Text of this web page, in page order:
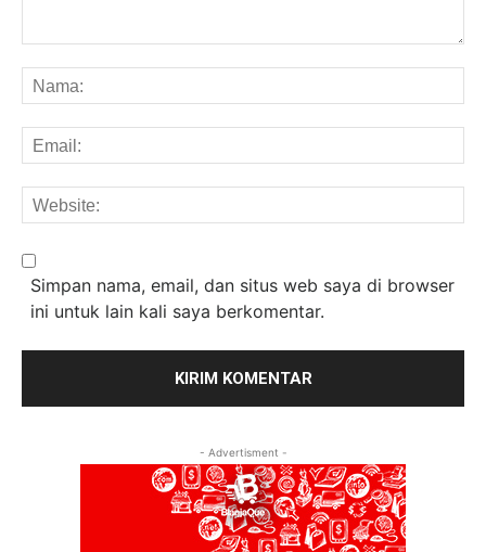
Simpan nama, email, dan situs web saya di browser
ini untuk lain kali saya berkomentar.
- Advertisment -